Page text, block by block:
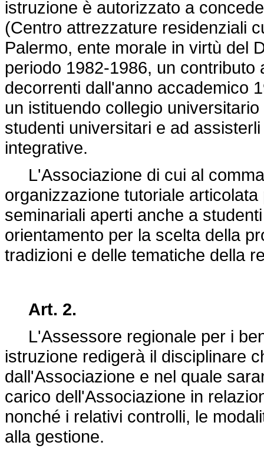
istruzione è autorizzato a
(Centro attrezzature residenziali
Palermo, ente morale in virtù del
periodo 1982-1986, un
decorrenti dall'anno accademico
un istituendo collegio
studenti universitari e ad
integrative.
L'Associazione di cui al
organizzazione tutoriale
seminariali aperti anche a
orientamento per la scelta della
tradizioni e delle tematiche della
Art. 2.
L'Assessore regionale per i
istruzione redigerà il disciplinare
dall'Associazione e nel quale
carico dell'Associazione in
nonché i relativi controlli, le
alla gestione.